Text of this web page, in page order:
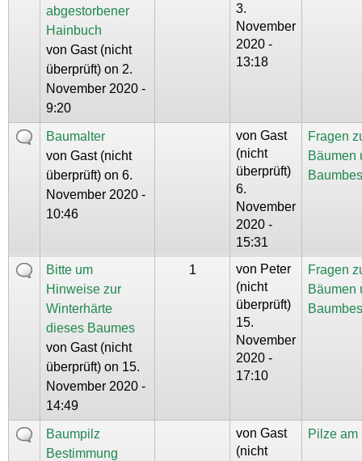
abgestorbener
Hainbuch
von Gast (nicht
überprüft) on 2.
November 2020 -
9:20
3.
November
2020 -
13:18
Baumalter
von Gast (nicht
überprüft) on 6.
November 2020 -
10:46
von Gast
(nicht
überprüft)
6.
November
2020 -
15:31
Fragen
Bäumen
Bitte um
Hinweise zur
Winterhärte
dieses Baumes
von Gast (nicht
überprüft) on 15.
November 2020 -
14:49
1 von Peter
(nicht
überprüft)
15.
November
2020 -
17:10
Fragen
Bäumen
Baumpilz
Bestimmung
von Gast
(nicht
Pilze am